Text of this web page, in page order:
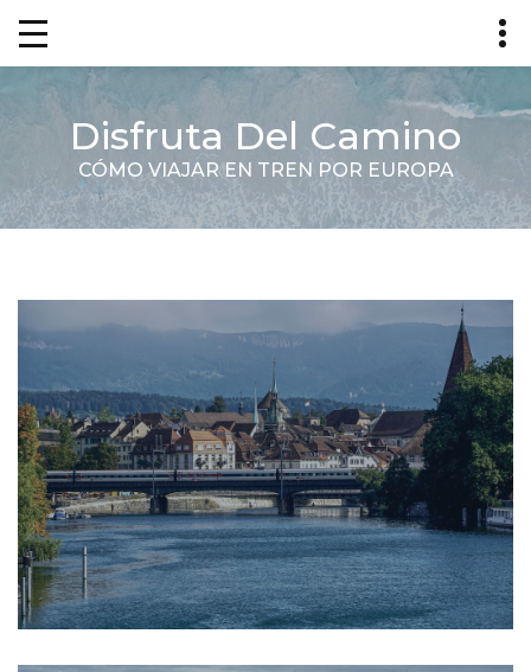
Disfruta Del Camino
CÓMO VIAJAR EN TREN POR EUROPA